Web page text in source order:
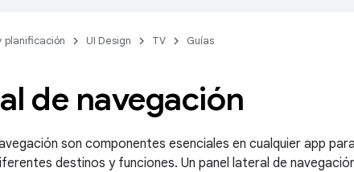
planificación UI Design TV Guías
de navegación
son componentes esenciales en cualquier app
destinos y funciones. Un panel lateral de